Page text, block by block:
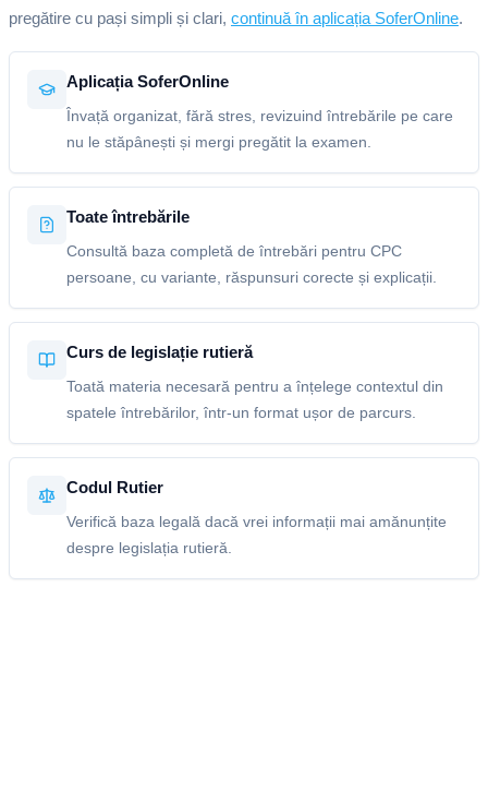
pregătire cu pași simpli și clari, continuă în aplicația SoferOnline.
Aplicația SoferOnline
Învață organizat, fără stres, revizuind întrebările pe care
nu le stăpânești și mergi pregătit la examen.
Toate întrebările
Consultă baza completă de întrebări pentru CPC
persoane, cu variante, răspunsuri corecte și explicații.
Curs de legislație rutieră
Toată materia necesară pentru a înțelege contextul din
spatele întrebărilor, într-un format ușor de parcurs.
Codul Rutier
Verifică baza legală dacă vrei informații mai amănunțite
despre legislația rutieră.